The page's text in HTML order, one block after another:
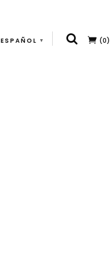
ESPAÑOL ▼ (0)